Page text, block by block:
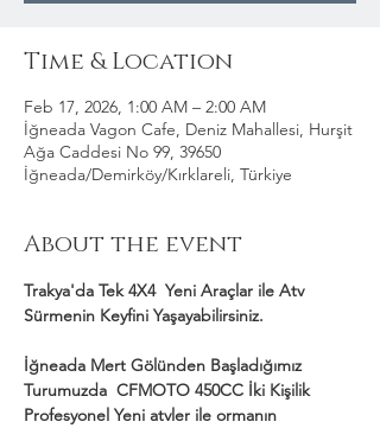
Time & Location
Feb 17, 2026, 1:00 AM – 2:00 AM
İğneada Vagon Cafe, Deniz Mahallesi, Hurşit
Ağa Caddesi No 99, 39650
İğneada/Demirköy/Kırklareli, Türkiye
About the event
Trakya'da Tek 4X4  Yeni Araçlar ile Atv
Sürmenin Keyfini Yaşayabilirsiniz.
İğneada Mert Gölünden Başladığımız
Turumuzda  CFMOTO 450CC İki Kişilik
Profesyonel Yeni atvler ile ormanın